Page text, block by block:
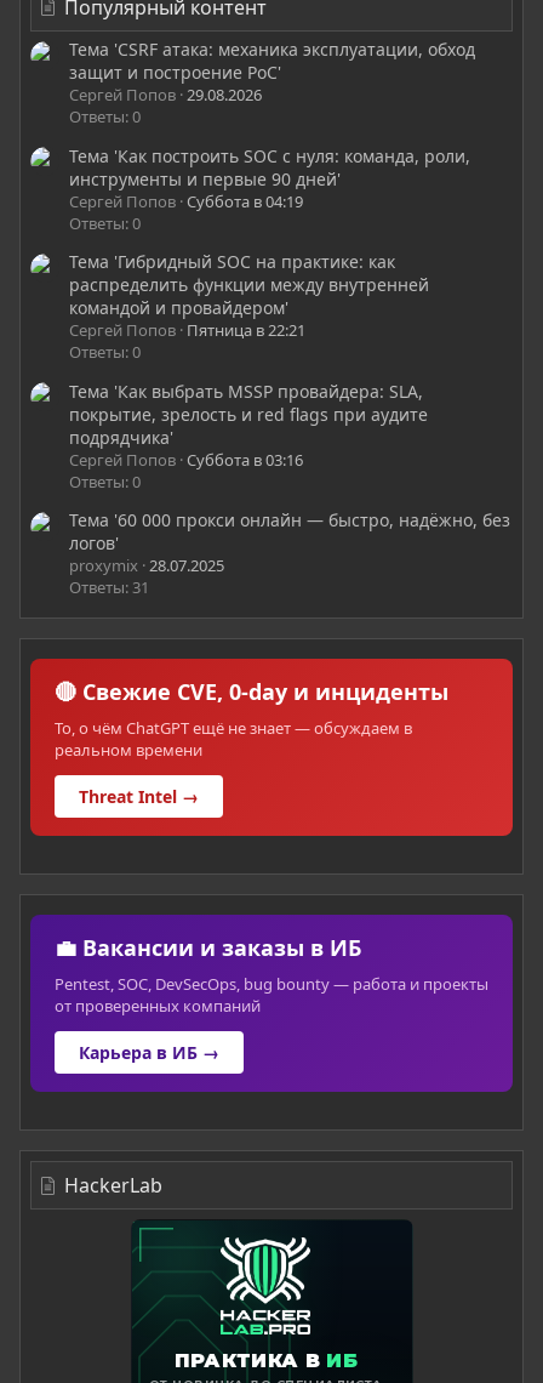
Популярный контент
Тема 'CSRF атака: механика эксплуатации, обход
защит и построение PoC'
Сергей Попов 29.08.2026
Ответы: 0
Тема 'Как построить SOC с нуля: команда, роли,
инструменты и первые 90 дней'
Сергей Попов Суббота в 04:19
Ответы: 0
Тема 'Гибридный SOC на практике: как
распределить функции между внутренней
командой и провайдером'
Сергей Попов Пятница в 22:21
Ответы: 0
Тема 'Как выбрать MSSP провайдера: SLA,
покрытие, зрелость и red flags при аудите
подрядчика'
Сергей Попов Суббота в 03:16
Ответы: 0
Тема '60 000 прокси онлайн — быстро, надёжно, без
логов'
proxymix 28.07.2025
Ответы: 31
🔴 Свежие CVE, 0-day и инциденты
То, о чём ChatGPT ещё не знает — обсуждаем в
реальном времени
Threat Intel →
💼 Вакансии и заказы в ИБ
Pentest, SOC, DevSecOps, bug bounty — работа и проекты
от проверенных компаний
Карьера в ИБ →
HackerLab